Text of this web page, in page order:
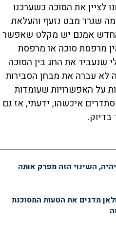
לציין את הסוכה כשערכנו
שגרר מבט נזעף והעלאת
אמנם יש מקלט שאפשר
מרפסת סוכה או מרפסת
שנעביר את החג בין הסוכה
לא עברה את מבחן הסבירות
על האפשרויות שעומדות
איכשהו, ידעתי, אז גם
השינוי הזה מפרק אותה
מדגים את הטעות המסוכנת